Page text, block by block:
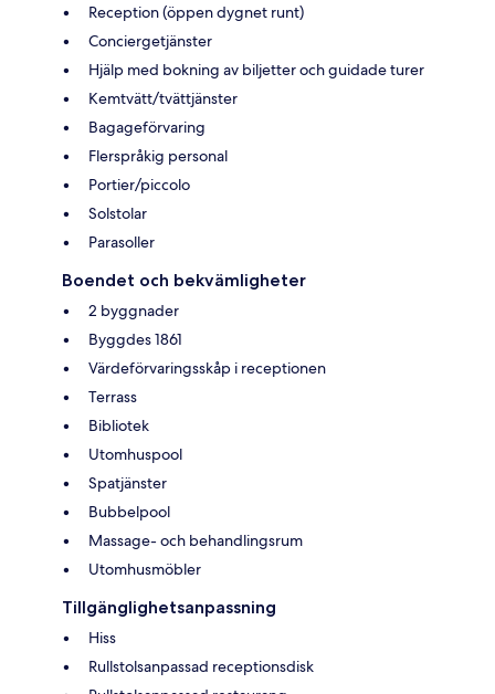
Reception (öppen dygnet runt)
Conciergetjänster
Hjälp med bokning av biljetter och guidade turer
Kemtvätt/tvättjänster
Bagageförvaring
Flerspråkig personal
Portier/piccolo
Solstolar
Parasoller
Boendet och bekvämligheter
2 byggnader
Byggdes 1861
Värdeförvaringsskåp i receptionen
Terrass
Bibliotek
Utomhuspool
Spatjänster
Bubbelpool
Massage- och behandlingsrum
Utomhusmöbler
Tillgänglighetsanpassning
Hiss
Rullstolsanpassad receptionsdisk